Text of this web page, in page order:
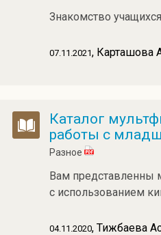
Знакомство
07.11.2021, Карташова
Каталог
работы с
Разное
Вам представленны
с использованием
04.11.2020, Тижбаева